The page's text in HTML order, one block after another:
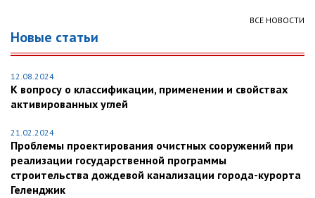
ВСЕ НОВОСТИ
Новые статьи
12.08.2024
К вопросу о классификации, применении и свойствах
активированных углей
21.02.2024
Проблемы проектирования очистных сооружений при
реализации государственной программы
строительства дождевой канализации города-курорта
Геленджик